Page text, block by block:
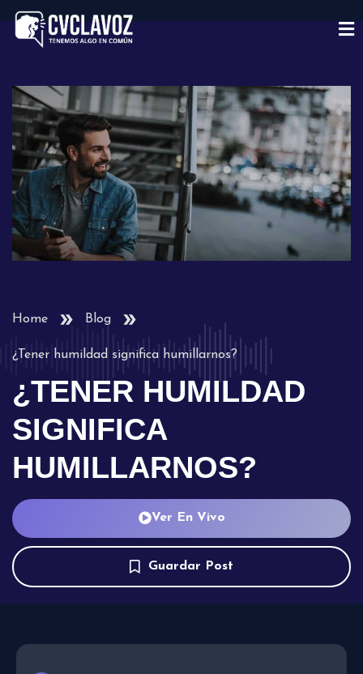
Home Blog
¿Tener humildad significa humillarnos?
¿TENER HUMILDAD
SIGNIFICA
HUMILLARNOS?
Ver En Vivo
Guardar Post